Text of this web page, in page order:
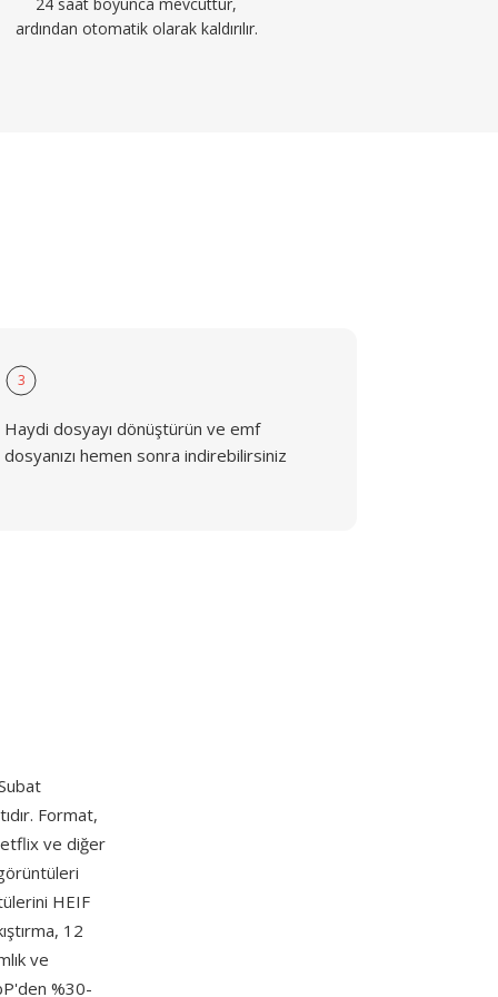
ardından otomatik olarak kaldırılır.
3
Haydi dosyayı dönüştürün ve emf
dosyanızı hemen sonra indirebilirsiniz
Format,
ve diğer
HEIF
12
ve
%30-